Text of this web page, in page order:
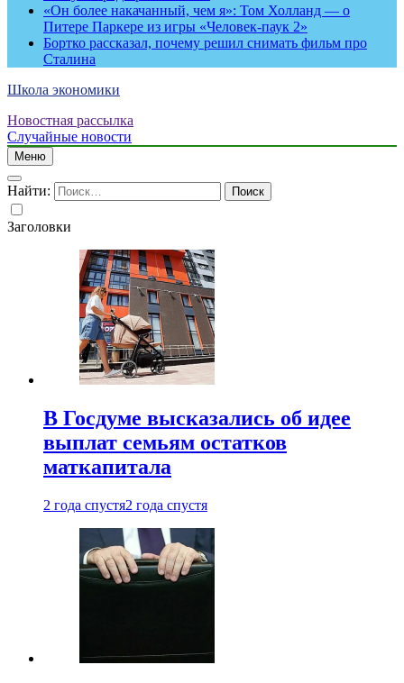
«Он более накачанный, чем я»: Том Холланд — о
Питере Паркере из игры «Человек-паук 2»
Бортко рассказал, почему решил снимать фильм про
Сталина
Школа экономики
Новостная рассылка
Случайные новости
Меню
Найти:
Заголовки
В Госдуме высказались об идее
выплат семьям остатков
маткапитала
2 года спустя2 года спустя